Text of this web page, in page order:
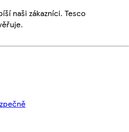
naši zákazníci. Tesco